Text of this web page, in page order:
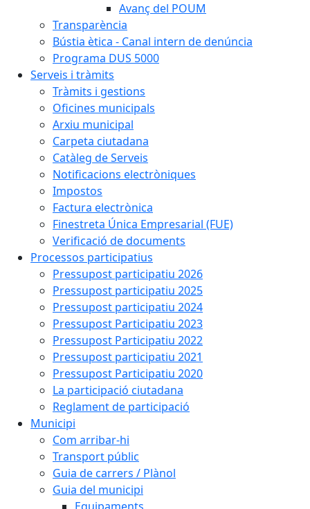
Avanç del POUM
Transparència
Bústia ètica - Canal intern de denúncia
Programa DUS 5000
Serveis i tràmits
Tràmits i gestions
Oficines municipals
Arxiu municipal
Carpeta ciutadana
Catàleg de Serveis
Notificacions electròniques
Impostos
Factura electrònica
Finestreta Única Empresarial (FUE)
Verificació de documents
Processos participatius
Pressupost participatiu 2026
Pressupost participatiu 2025
Pressupost participatiu 2024
Pressupost Participatiu 2023
Pressupost Participatiu 2022
Pressupost participatiu 2021
Pressupost Participatiu 2020
La participació ciutadana
Reglament de participació
Municipi
Com arribar-hi
Transport públic
Guia de carrers / Plànol
Guia del municipi